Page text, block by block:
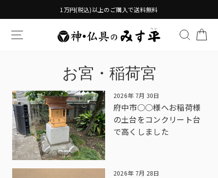
1万円(税込)以上のご購入で送料無料
TRANSLATION MISSING: 検索す
お宮・稲荷宮
2026年 7月 30日
府中市○○様へお稲荷様
の土台をコンクリート台
で高くしました
2026年 7月 28日